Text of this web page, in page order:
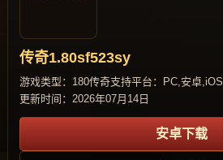
传奇1.80sf523sy
游戏类型：180传奇支持平台：PC,安卓,iOS
更新时间：2026年07月14日
安卓下载